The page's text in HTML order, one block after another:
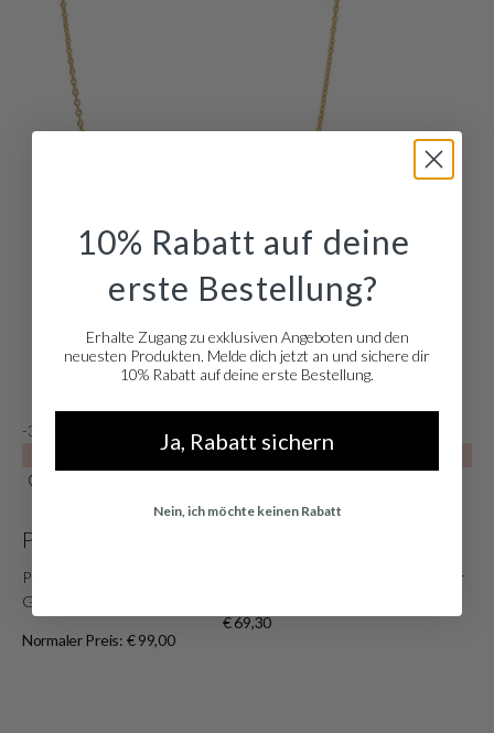
-30%
SALE10
Pandora
Pandora Moments Goldfarbene Kette 368727C00-45 mit 585er
Golden Plattierung
€ 69,30
Normaler Preis: € 99,00
10% Rabatt auf deine
erste Bestellung?
Erhalte Zugang zu exklusiven Angeboten und den
neuesten Produkten. Melde dich jetzt an und sichere dir
10% Rabatt auf deine erste Bestellung.
Ja, Rabatt sichern
Nein, ich möchte keinen Rabatt